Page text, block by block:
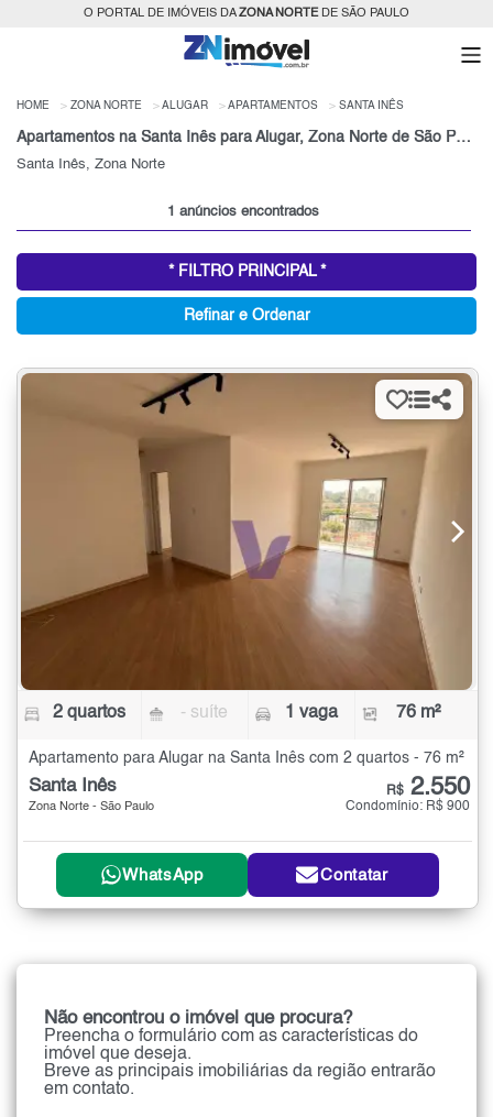
O PORTAL DE IMÓVEIS DAZONA NORTEDE SÃO PAULO
HOME ZONA NORTE ALUGAR APARTAMENTOS SANTA INÊS
Apartamentos na Santa Inês para Alugar, Zona Norte de São Paulo, SP
Santa Inês, Zona Norte
1 anúncios encontrados
* FILTRO PRINCIPAL *
Refinar e Ordenar
2 quartos - suíte 1 vaga 76 m²
Apartamento para Alugar na Santa Inês com 2 quartos - 76 m²
Santa Inês
Zona Norte - São Paulo
R$ 2.550
Condomínio: R$ 900
WhatsApp Contatar
Não encontrou o imóvel que procura?
Preencha o formulário com as características do
imóvel que deseja.
Breve as principais imobiliárias da região entrarão
em contato.